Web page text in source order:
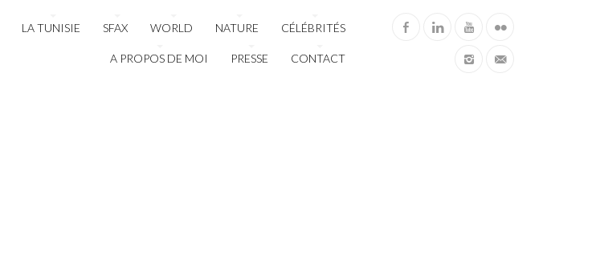
LA TUNISIE SFAX WORLD NATURE CÉLÉBRITÉS
A PROPOS DE MOI PRESSE CONTACT